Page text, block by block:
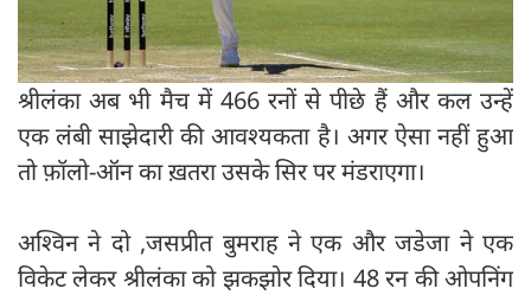
श्रीलंका अब भी मैच में 466 रनों से पीछे हैं और कल उन्हें
एक लंबी साझेदारी की आवश्यकता है। अगर ऐसा नहीं हुआ
तो फ़ॉलो-ऑन का ख़तरा उसके सिर पर मंडराएगा।
अश्विन ने दो ,जसप्रीत बुमराह ने एक और जडेजा ने एक
विकेट लेकर श्रीलंका को झकझोर दिया। 48 रन की ओपनिंग